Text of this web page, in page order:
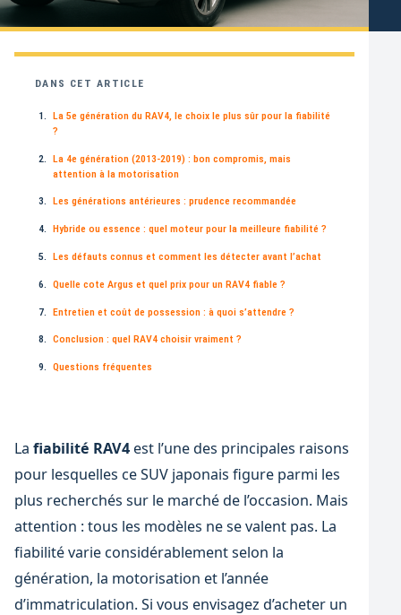
DANS CET ARTICLE
La 5e génération du RAV4, le choix le plus sûr pour la fiabilité
?
La 4e génération (2013-2019) : bon compromis, mais
attention à la motorisation
Les générations antérieures : prudence recommandée
Hybride ou essence : quel moteur pour la meilleure fiabilité ?
Les défauts connus et comment les détecter avant l’achat
Quelle cote Argus et quel prix pour un RAV4 fiable ?
Entretien et coût de possession : à quoi s’attendre ?
Conclusion : quel RAV4 choisir vraiment ?
Questions fréquentes
La fiabilité RAV4est l’une des principales raisons
pour lesquelles ce SUV japonais figure parmi les
plus recherchés sur le marché de l’occasion. Mais
attention : tous les modèles ne se valent pas. La
fiabilité varie considérablement selon la
génération, la motorisation et l’année
d’immatriculation. Si vous envisagez d’acheter un